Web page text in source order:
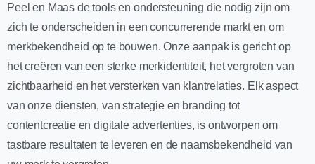
Peel en Maas de tools en ondersteuning die nodig zijn om
zich te onderscheiden in een concurrerende markt en om
merkbekendheid op te bouwen. Onze aanpak is gericht op
het creëren van een sterke merkidentiteit, het vergroten van
zichtbaarheid en het versterken van klantrelaties. Elk aspect
van onze diensten, van strategie en branding tot
contentcreatie en digitale advertenties, is ontworpen om
tastbare resultaten te leveren en de naamsbekendheid van